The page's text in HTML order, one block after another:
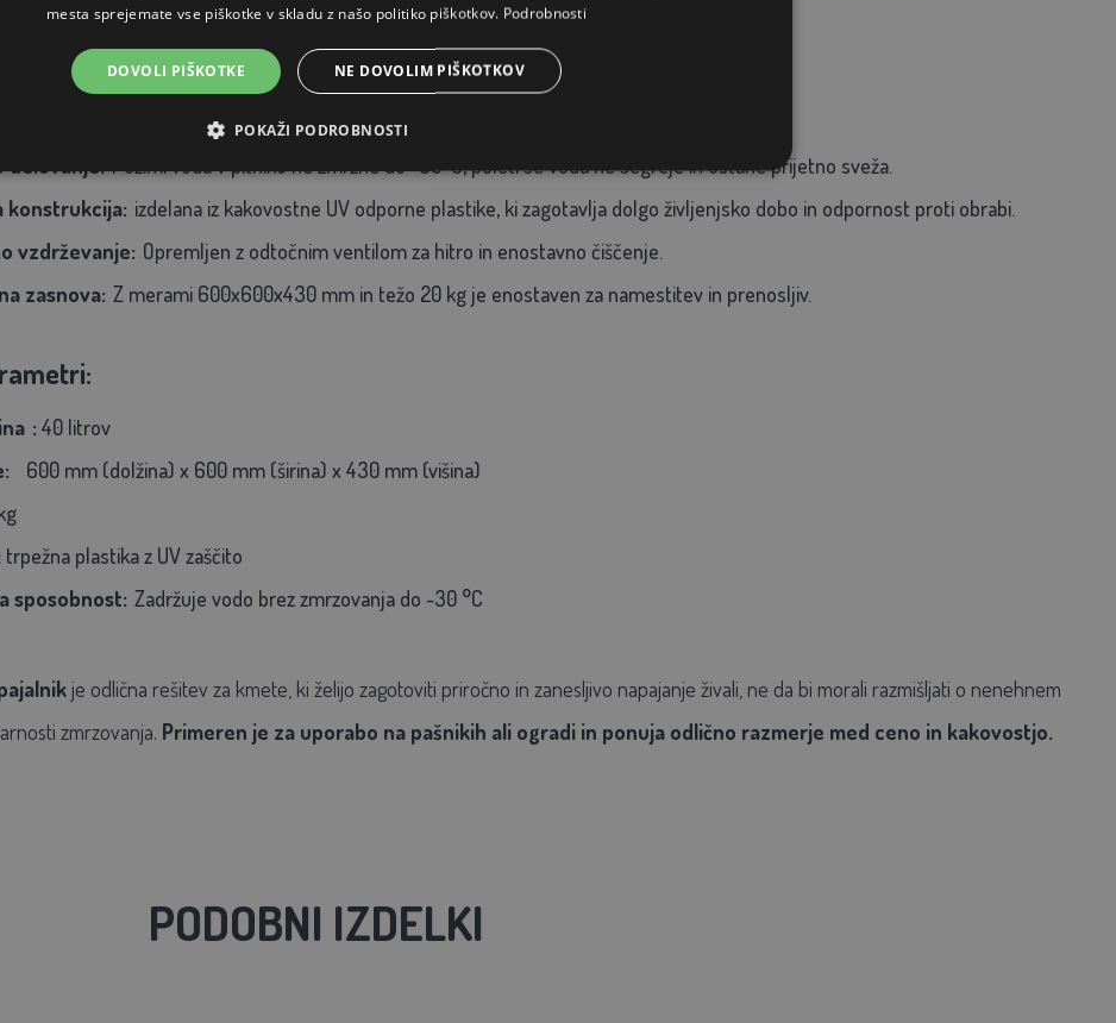
prednosti krogličnega pitnika Melasty 40 L?
Deluje brez priklopa na električno omrežje, kar zmanjšuje obratovalne stroške.
delovanje: Pozimi voda v pitniku ne zmrzne do -30°C, poleti se voda ne segreje in ostane prijetno sveža.
konstrukcija: izdelana iz kakovostne UV odporne plastike, ki zagotavlja dolgo življenjsko dobo in odpornost proti obrabi.
vzdrževanje: Opremljen z odtočnim ventilom za hitro in enostavno čiščenje.
zasnova: Z merami 600x600x430 mm in težo 20 kg je enostaven za namestitev in prenosljiv.
: 40 litrov
600 mm (dolžina) x 600 mm (širina) x 430 mm (višina)
trpežna plastika z UV zaščito
sposobnost: Zadržuje vodo brez zmrzovanja do -30 °C
je odlična rešitev za kmete, ki želijo zagotoviti priročno in zanesljivo napajanje živali, ne da bi morali razmišljati o nenehnem
zmrzovanja. Primeren je za uporabo na pašnikih ali ogradi in ponuja odlično razmerje med ceno in kakovostjo.
PODOBNI IZDELKI
mesta sprejemate vse piškotke v skladu z našo politiko piškotkov. Podrobnosti
DOVOLI PIŠKOTKE NE DOVOLIM PIŠKOTKOV
POKAŽI PODROBNOSTI